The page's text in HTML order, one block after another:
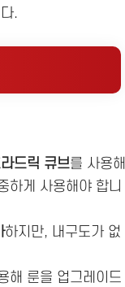
.
드릭 큐브를 사용해
하게 사용해야 합니
하지만, 내구도가 없
해 룬을 업그레이드